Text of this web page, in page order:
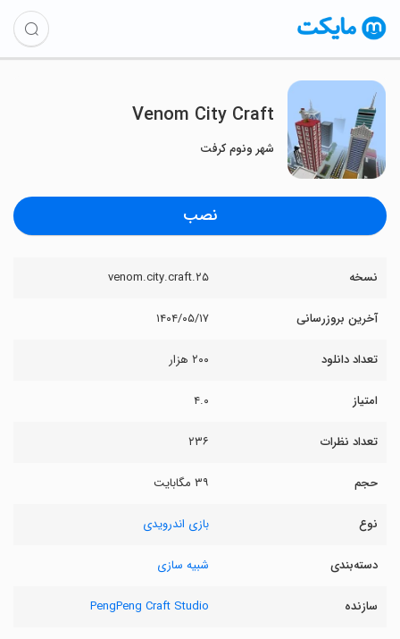
Venom City Craft
شهر ونوم کرفت
نصب
نسخه ۲۵.venom.city.craft
آخرین بروزرسانی ۱۴۰۴/۰۵/۱۷
تعداد دانلود ۲۰۰ هزار
امتیاز ۴.۰
تعداد نظرات ۲۳۶
حجم ۳۹ مگابایت
نوع بازی اندرویدی
دسته‌بندی شبیه سازی
سازنده PengPeng Craft Studio